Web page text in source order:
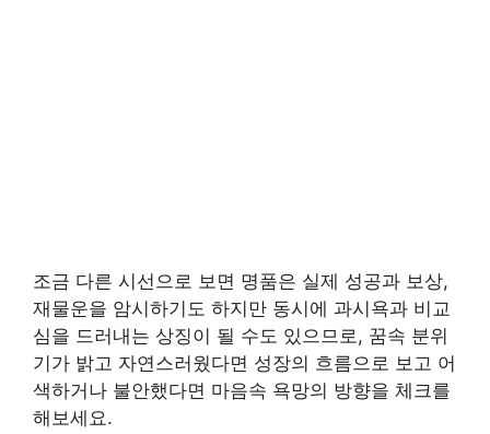
조금 다른 시선으로 보면 명품은 실제 성공과 보상,
재물운을 암시하기도 하지만 동시에 과시욕과 비교
심을 드러내는 상징이 될 수도 있으므로, 꿈속 분위
기가 밝고 자연스러웠다면 성장의 흐름으로 보고 어
색하거나 불안했다면 마음속 욕망의 방향을 체크를
해보세요.